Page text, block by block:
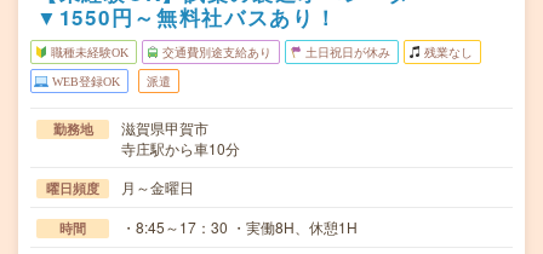
▼1550円～無料社バスあり！
職種未経験OK 交通費別途支給あり 土日祝日が休み 残業なし
WEB登録OK 派遣
勤務地
滋賀県甲賀市
寺庄駅から車10分
曜日頻度 月～金曜日
時間 ・8:45～17：30 ・実働8H、休憩1H